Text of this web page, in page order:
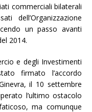
commerciali bilaterali
dell’Organizzazione
un passo avanti
2014.
e degli Investimenti
firmato l’accordo
il 10 settembre
l’ultimo ostacolo
ma comunque